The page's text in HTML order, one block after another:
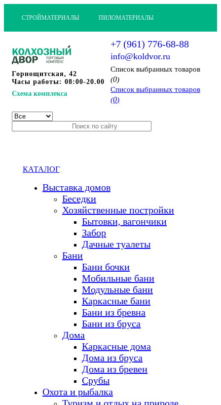
СТРОЙМАТЕРИАЛЫ ПИЛОМАТЕРИАЛЫ
Горнощитская, 42
Часы работы: 08:00-20.00
Схема комплекса
+7 (961) 776-68-88
info@koldvor.ru
Cписок выбранных товаров
(0)
Cписок выбранных товаров
(0)
КАТАЛОГ
Выставка домов
Беседки
Хозяйственные постройки
Бытовки, вагончики
Забор
Дачные туалеты
Бани
Бани бочки
Мобильные бани
Модульные бани
Каркасные бани
Бани из бревна
Бани из бруса
Дома
Каркасные дома
Дома из бруса
Дома из бревен
Срубы
Охота и рыбалка